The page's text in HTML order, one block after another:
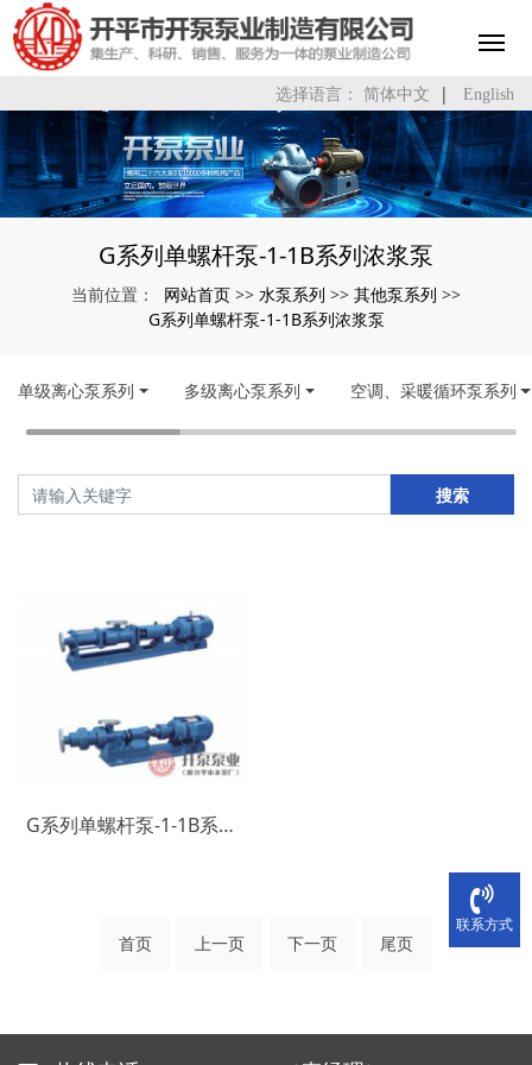
选择语言： 简体中文 | English
G系列单螺杆泵-1-1B系列浓浆泵
当前位置： 网站首页 >> 水泵系列 >> 其他泵系列 >>
G系列单螺杆泵-1-1B系列浓浆泵
单级离心泵系列 多级离心泵系列 空调、采暖循环泵系列
搜索
G系列单螺杆泵-1-1B系列浓浆泵
首页 上一页 下一页 尾页
联系方式